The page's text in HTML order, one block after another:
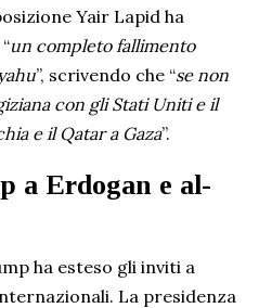
Yair Lapid ha
un completo fallimento
”, scrivendo che “se non
con gli Stati Uniti e il
e il Qatar a Gaza”.
a Erdogan e al-
ha esteso gli inviti a
La presidenza